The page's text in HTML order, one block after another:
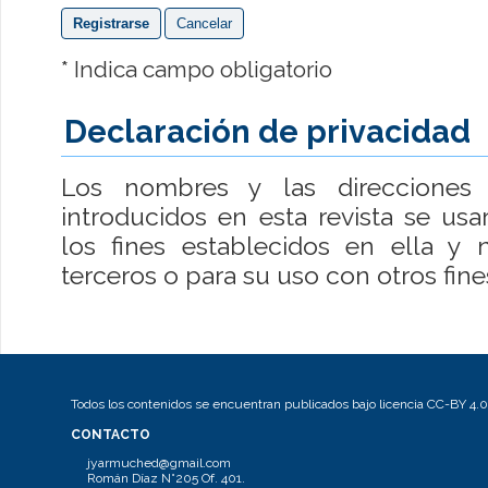
* Indica campo obligatorio
Declaración de privacidad
Los nombres y las
introducidos en esta revista se
los fines establecidos en ella y
terceros o para su uso con otros
Todos los contenidos se encuentran publicados bajo licencia CC-BY 4.0
CONTACTO
jyarmuched@gmail.com
Román Díaz N°205 Of. 401.